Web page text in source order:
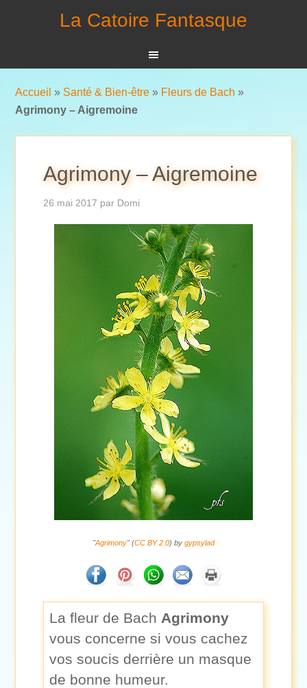
La Catoire Fantasque
Accueil » Santé & Bien-être » Fleurs de Bach »
Agrimony – Aigremoine
Agrimony – Aigremoine
26 mai 2017 par Domi
"Agrimony" (CC BY 2.0) by gypsylad
La fleur de Bach Agrimony
vous concerne si vous cachez
vos soucis derrière un masque
de bonne humeur.